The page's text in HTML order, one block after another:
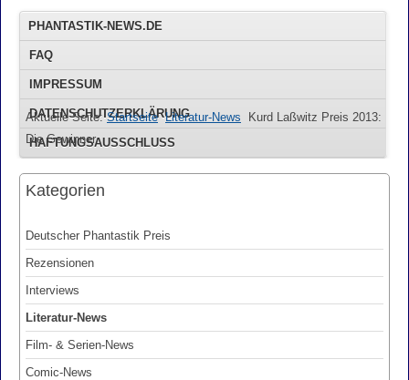
PHANTASTIK-NEWS.DE
FAQ
IMPRESSUM
DATENSCHUTZERKLÄRUNG
HAFTUNGSAUSSCHLUSS
Aktuelle Seite:Startseite Literatur-News
Kurd Laßwitz Preis 2013:
Die Gewinner
Kategorien
Deutscher Phantastik Preis
Rezensionen
Interviews
Literatur-News
Film- & Serien-News
Comic-News